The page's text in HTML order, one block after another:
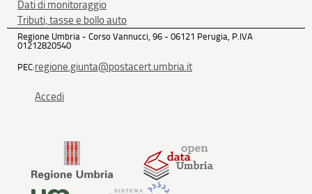
Dati di monitoraggio
Tributi, tasse e bollo auto
Regione Umbria - Corso Vannucci, 96 - 06121 Perugia, P.IVA
01212820540
PEC:regione.giunta@postacert.umbria.it
Accedi